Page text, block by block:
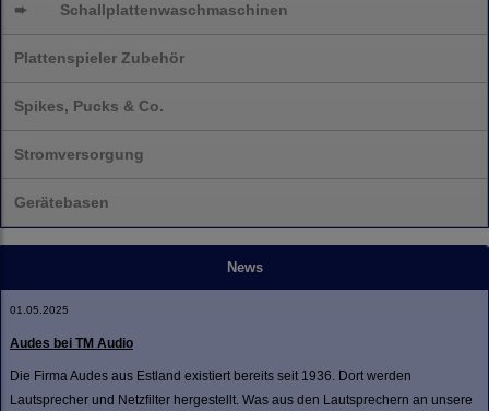
➨ Schallplattenwaschmaschinen
Plattenspieler Zubehör
Spikes, Pucks & Co.
Stromversorgung
Gerätebasen
News
01.05.2025
Audes bei TM Audio
Die Firma Audes aus Estland existiert bereits seit 1936. Dort werden
Lautsprecher und Netzfilter hergestellt. Was aus den Lautsprechern an unsere